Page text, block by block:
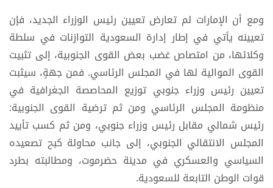
ومع أن الإمارات لم تعارض تعيين رئيس الوزراء الجديد، فإن
تعيينه يأتي في إطار إدارة السعودية التوازنات في سلطة
وكلائها، من امتصاص غضب بعض القوى الجنوبية، إلى تثبيت
القوى الموالية لها في المجلس الرئاسي. فمن جهةٍ، سيثبت
تعيين رئيس وزراء جنوبي توزيع المحاصصة الجغرافية في
منظومة المجلس الرئاسي ومن ثم ترضية القوى الجنوبية:
رئيس شمالي مقابل رئيس وزراء جنوبي، ومن ثم كسب تأييد
المجلس الانتقالي الجنوبي، إلى جانب محاولة كبح تصعيده
السياسي والعسكري في مدينة حضرموت، ومطالبته بطرد
قوات الوطن التابعة للسعودية.